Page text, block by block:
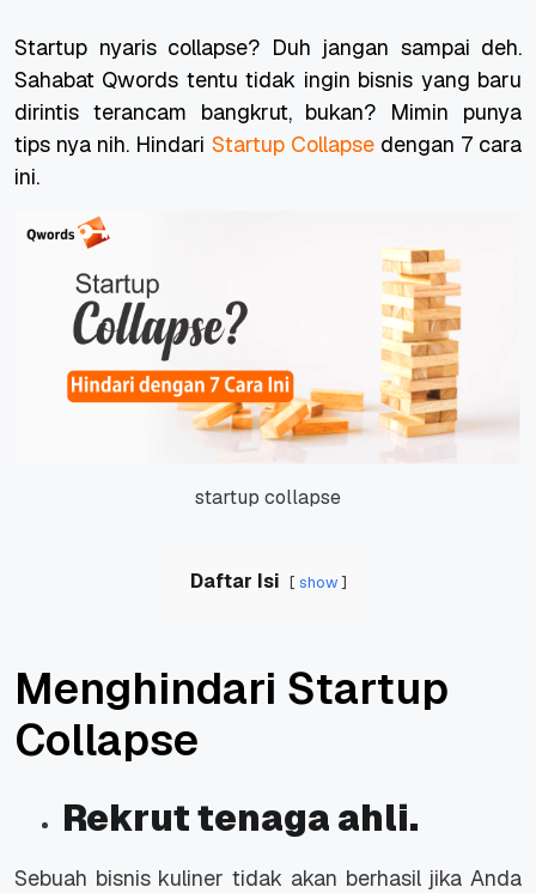
Startup nyaris collapse? Duh jangan sampai deh.
Sahabat Qwords tentu tidak ingin bisnis yang baru
dirintis terancam bangkrut, bukan? Mimin punya
tips nya nih. Hindari Startup Collapsedengan 7 cara
ini.
startup collapse
Daftar Isi show
Menghindari Startup
Collapse
Rekrut tenaga ahli.
Sebuah bisnis kuliner tidak akan berhasil jika Anda